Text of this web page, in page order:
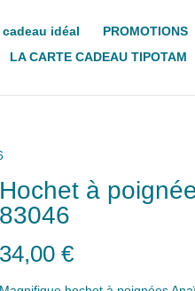
cadeau idéal PROMOTIONS
LA CARTE CADEAU TIPOTAM
Hochet à
83046
34,00€